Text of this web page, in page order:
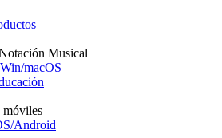
Musical
macOS
móviles
Android